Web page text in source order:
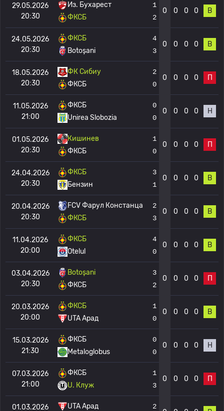
29.05.2026
20:30
Из. Бухарест
ФКСБ
1
2
0 0 0 0 В
24.05.2026
20:30
ФКСБ
Botoșani
4
3
0 0 0 0 В
18.05.2026
20:30
ФК Сибиу
ФКСБ
2
0
0 0 0 0 П
11.05.2026
21:00
ФКСБ
Unirea Slobozia
0
0
0 0 0 0 Н
01.05.2026
20:30
Кишинев
ФКСБ
1
0
0 0 0 0 П
24.04.2026
20:30
ФКСБ
Бензин
3
1
0 0 0 0 В
20.04.2026
20:30
FCV Фарул Констанца
ФКСБ
2
3
0 0 0 0 В
11.04.2026
20:00
ФКСБ
Otelul
4
0
0 0 0 0 В
03.04.2026
20:30
Botoșani
ФКСБ
3
2
0 0 0 0 П
20.03.2026
20:00
ФКСБ
UTA Арад
1
0
0 0 0 0 В
15.03.2026
21:30
ФКСБ
Metaloglobus
0
0
0 0 0 0 Н
07.03.2026
21:00
ФКСБ
U. Клуж
1
3
0 0 0 0 П
01.03.2026 UTA Арад 2